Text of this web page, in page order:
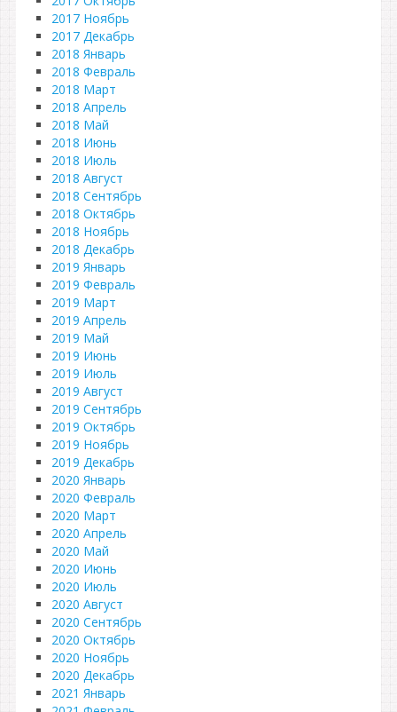
2017 Ноябрь
2017 Декабрь
2018 Январь
2018 Февраль
2018 Март
2018 Апрель
2018 Май
2018 Июнь
2018 Июль
2018 Август
2018 Сентябрь
2018 Октябрь
2018 Ноябрь
2018 Декабрь
2019 Январь
2019 Февраль
2019 Март
2019 Апрель
2019 Май
2019 Июнь
2019 Июль
2019 Август
2019 Сентябрь
2019 Октябрь
2019 Ноябрь
2019 Декабрь
2020 Январь
2020 Февраль
2020 Март
2020 Апрель
2020 Май
2020 Июнь
2020 Июль
2020 Август
2020 Сентябрь
2020 Октябрь
2020 Ноябрь
2020 Декабрь
2021 Январь